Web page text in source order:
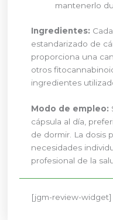
mantenerlo
Ingredientes:
estandarizado de
proporciona una
otros
ingredientes
Modo de empleo:
cápsula al día,
de dormir. La dosis
necesidades
profesional de la
[jgm-review-widget]